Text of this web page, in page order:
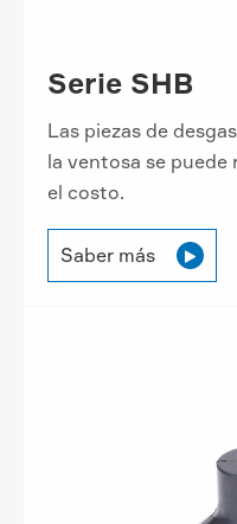
Serie SHB
Las piezas de
la ventosa se
el costo.
Saber más 